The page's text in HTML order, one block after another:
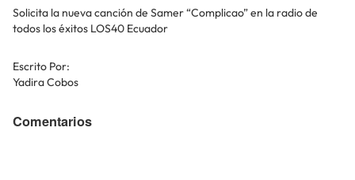
Solicita la nueva canción de Samer “Complicao” en la radio de
todos los éxitos LOS40 Ecuador
Escrito Por:
Yadira Cobos
Comentarios